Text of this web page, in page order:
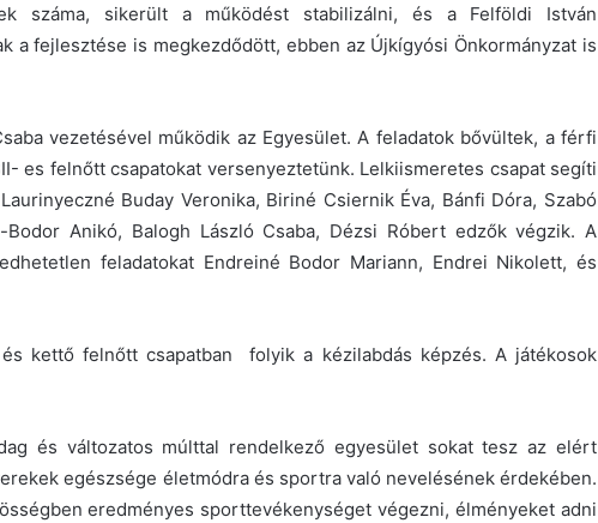
száma, sikerült a működést stabilizálni, és a Felföldi István
a fejlesztése is megkezdődött, ebben az Újkígyósi Önkormányzat is
vezetésével működik az Egyesület. A feladatok bővültek, a férfi
es felnőtt csapatokat versenyeztetünk. Lelkiismeretes csapat segíti
Buday Veronika, Biriné Csiernik Éva, Bánfi Dóra, Szabó
Bodor Anikó, Balogh László Csaba, Dézsi Róbert edzők végzik. A
feladatokat Endreiné Bodor Mariann, Endrei Nikolett, és
kettő felnőtt csapatban folyik a kézilabdás képzés. A játékosok
és változatos múlttal rendelkező egyesület sokat tesz az elért
egészsége életmódra és sportra való nevelésének érdekében.
eredményes sporttevékenységet végezni, élményeket adni